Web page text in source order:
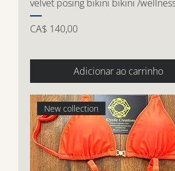
velvet posing bikini bikini /
Preço
CA$ 140,00
Adicionar ao carrinho
New collection